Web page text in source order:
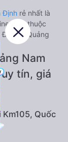
Định rẻ nhất là
Tùy thuộc
đi Quảng
Nam
tín, giá
Km105, Quốc